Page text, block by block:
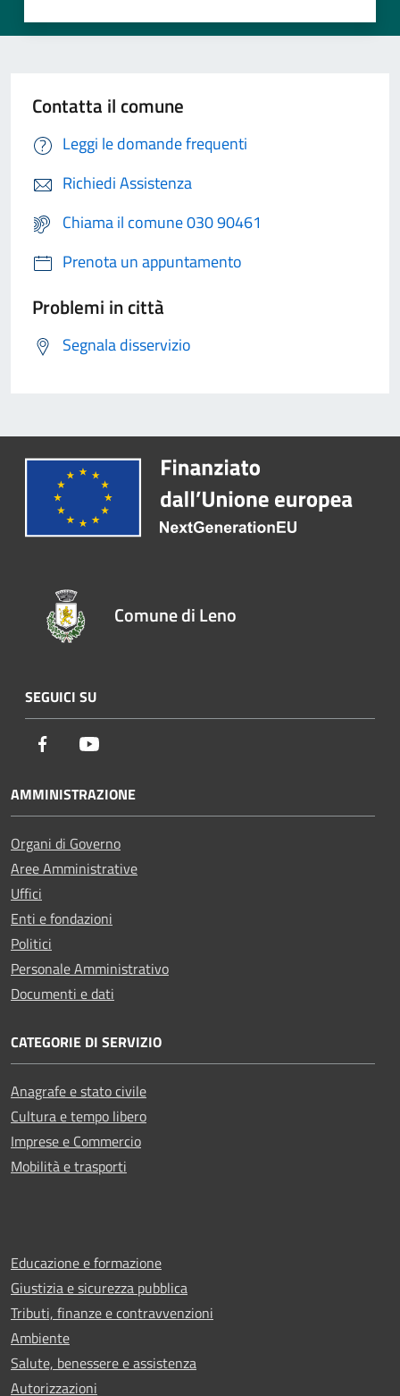
Contatta il comune
Leggi le domande frequenti
Richiedi Assistenza
Chiama il comune 030 90461
Prenota un appuntamento
Problemi in città
Segnala disservizio
Comune di Leno
SEGUICI SU
Facebook
AMMINISTRAZIONE
Organi di Governo
Aree Amministrative
Uffici
Enti e fondazioni
Politici
Personale Amministrativo
Documenti e dati
CATEGORIE DI SERVIZIO
Anagrafe e stato civile
Cultura e tempo libero
Imprese e Commercio
Mobilità e trasporti
Educazione e formazione
Giustizia e sicurezza pubblica
Tributi, finanze e contravvenzioni
Ambiente
Salute, benessere e assistenza
Autorizzazioni